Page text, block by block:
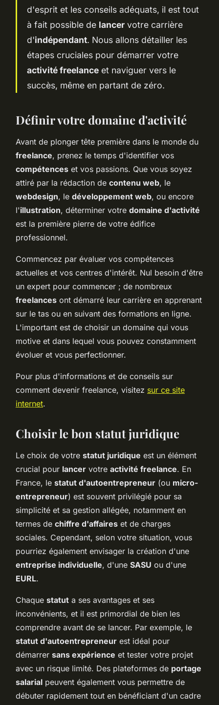
d'esprit et les conseils adéquats, il est tout
à fait possible de lancer votre carrière
d'indépendant. Nous allons détailler les
étapes cruciales pour démarrer votre
activité freelance et naviguer vers le
succès, même en partant de zéro.
Définir votre domaine d'activité
Avant de plonger tête première dans le monde du
freelance, prenez le temps d'identifier vos
compétences et vos passions. Que vous soyez
attiré par la rédaction de contenu web, le
webdesign, le développement web, ou encore
l'illustration, déterminer votre domaine d'activité
est la première pierre de votre édifice
professionnel.
Commencez par évaluer vos compétences
actuelles et vos centres d'intérêt. Nul besoin d'être
un expert pour commencer ; de nombreux
freelances ont démarré leur carrière en apprenant
sur le tas ou en suivant des formations en ligne.
L'important est de choisir un domaine qui vous
motive et dans lequel vous pouvez constamment
évoluer et vous perfectionner.
Pour plus d'informations et de conseils sur
comment devenir freelance, visitez sur ce site
internet.
Choisir le bon statut juridique
Le choix de votre statut juridique est un élément
crucial pour lancer votre activité freelance. En
France, le statut d'autoentrepreneur (ou micro-
entrepreneur) est souvent privilégié pour sa
simplicité et sa gestion allégée, notamment en
termes de chiffre d'affaires et de charges
sociales. Cependant, selon votre situation, vous
pourriez également envisager la création d'une
entreprise individuelle, d'une SASU ou d'une
EURL.
Chaque statut a ses avantages et ses
inconvénients, et il est primordial de bien les
comprendre avant de se lancer. Par exemple, le
statut d'autoentrepreneur est idéal pour
démarrer sans expérience et tester votre projet
avec un risque limité. Des plateformes de portage
salarial peuvent également vous permettre de
débuter rapidement tout en bénéficiant d'un cadre